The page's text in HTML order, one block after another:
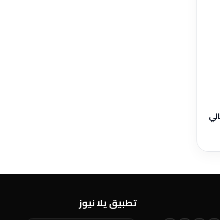
تطبيق يلا نيوز